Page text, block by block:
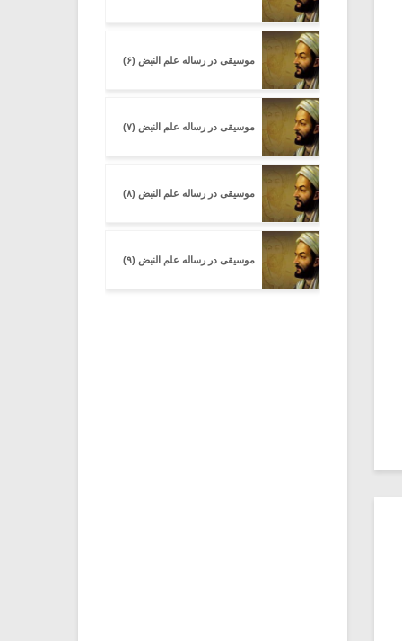
موسیقی در رساله علم النبض (۶)
موسیقی در رساله علم النبض (۷)
موسیقی در رساله علم النبض (۸)
موسیقی در رساله علم النبض (۹)